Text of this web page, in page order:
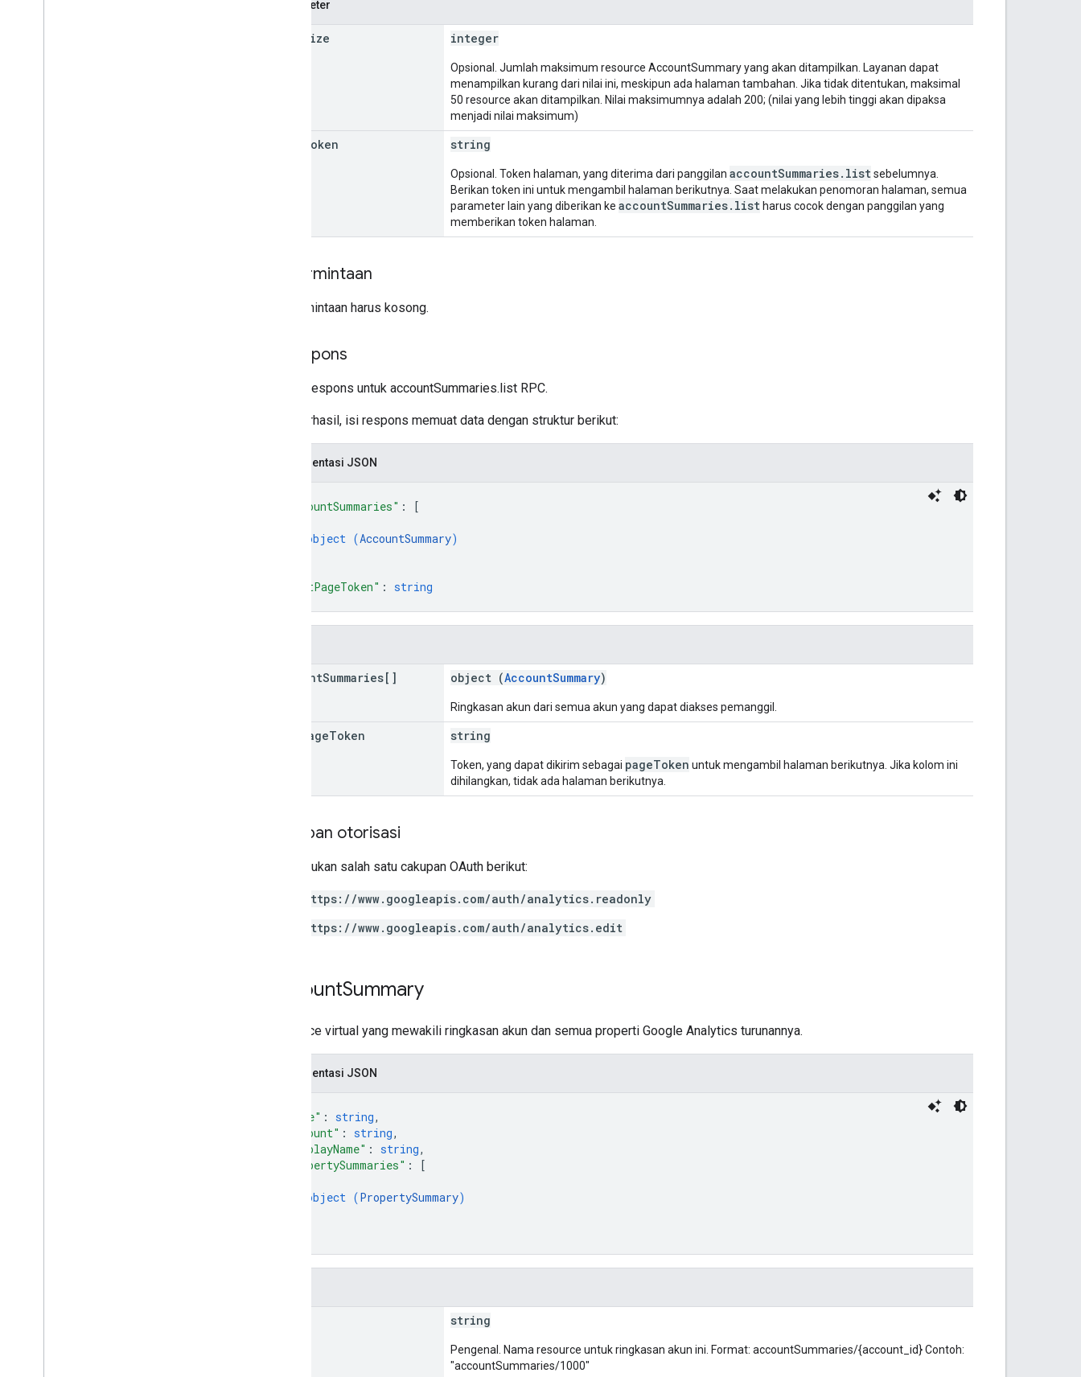
Parameter
Size integer
Opsional. Jumlah maksimum resource AccountSummary yang akan ditampilkan. Layanan dapat
menampilkan kurang dari nilai ini, meskipun ada halaman tambahan. Jika tidak ditentukan, maksimal
50 resource akan ditampilkan. Nilai maksimumnya adalah 200; (nilai yang lebih tinggi akan dipaksa
menjadi nilai maksimum)
Token string
Opsional. Token halaman, yang diterima dari panggilan accountSummaries.listsebelumnya.
Berikan token ini untuk mengambil halaman berikutnya. Saat melakukan penomoran halaman, semua
parameter lain yang diberikan ke accountSummaries.list harus cocok dengan panggilan yang
memberikan token halaman.
Isi permintaan
Isi permintaan harus kosong.
Isi respons
Pesan respons untuk accountSummaries.list RPC.
Jika berhasil, isi respons memuat data dengan struktur berikut:
Representasi JSON
"accountSummaries" :
[
object (AccountSummary)
"nextPageToken" : string
accountSummaries[] object (AccountSummary)
Ringkasan akun dari semua akun yang dapat diakses pemanggil.
PageToken string
Token, yang dapat dikirim sebagai pageToken untuk mengambil halaman berikutnya. Jika kolom ini
dihilangkan, tidak ada halaman berikutnya.
Cakupan otorisasi
Memerlukan salah satu cakupan OAuth berikut:
https://www.googleapis.com/auth/analytics.readonly
https://www.googleapis.com/auth/analytics.edit
AccountSummary
Resource virtual yang mewakili ringkasan akun dan semua properti Google Analytics turunannya.
Representasi JSON
"name" : string,
"account" : string,
"displayName" : string,
"propertySummaries" :
[
object (PropertySummary)
string
Pengenal. Nama resource untuk ringkasan akun ini. Format: accountSummaries/{account_id} Contoh:
"accountSummaries/1000"